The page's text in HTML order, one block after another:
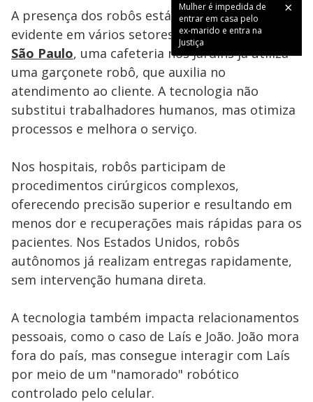
Mulher é impedida de
entrar em casa pelo
ex-marido e entra na
Justiça
A presença dos robôs está cada vez mais
evidente em vários setores da sociedade. Em
São Paulo, uma cafeteria nos Jardins já utiliza
uma garçonete robô, que auxilia no
atendimento ao cliente. A tecnologia não
substitui trabalhadores humanos, mas otimiza
processos e melhora o serviço.
Nos hospitais, robôs participam de
procedimentos cirúrgicos complexos,
oferecendo precisão superior e resultando em
menos dor e recuperações mais rápidas para os
pacientes. Nos Estados Unidos, robôs
autônomos já realizam entregas rapidamente,
sem intervenção humana direta.
A tecnologia também impacta relacionamentos
pessoais, como o caso de Laís e João. João mora
fora do país, mas consegue interagir com Laís
por meio de um "namorado" robótico
controlado pelo celular.